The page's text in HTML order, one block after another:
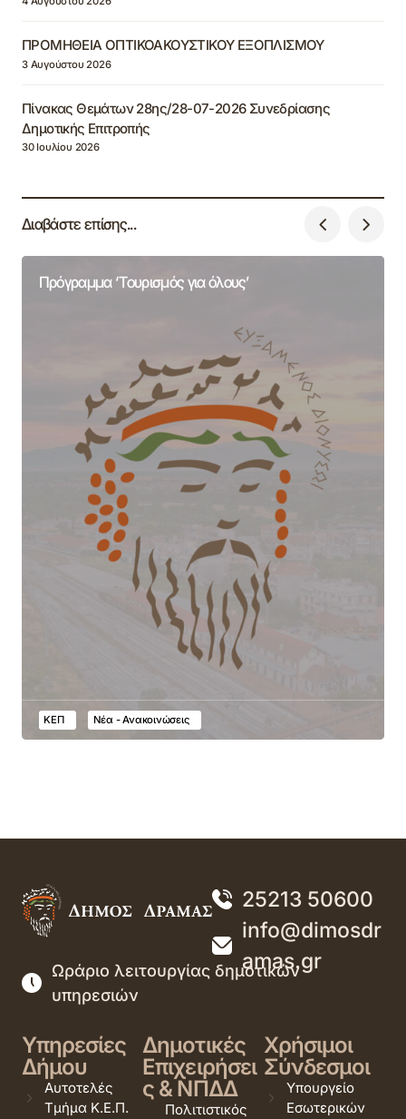
ΠΡΟΜΗΘΕΙΑ ΟΠΤΙΚΟΑΚΟΥΣΤΙΚΟΥ ΕΞΟΠΛΙΣΜΟΥ
3 Αυγούστου 2026
Πίνακας Θεμάτων 28ης/28-07-2026 Συνεδρίασης
Δημοτικής Επιτροπής
30 Ιουλίου 2026
Διαβάστε επίσης...
Πρόγραμμα ‘Τουρισμός για όλους’
ΚΕΠ Νέα - Ανακοινώσεις
25213 50600
info@dimosdr
amas.gr
Ωράριο λειτουργίας δημοτικών
υπηρεσιών
Υπηρεσίες
Δήμου
Αυτοτελές
Τμήμα Κ.Ε.Π.
Δημοτικές
Επιχειρήσει
ς & ΝΠΔΔ
Πολιτιστικός
Χρήσιμοι
Σύνδεσμοι
Υπουργείο
Εσωτερικών